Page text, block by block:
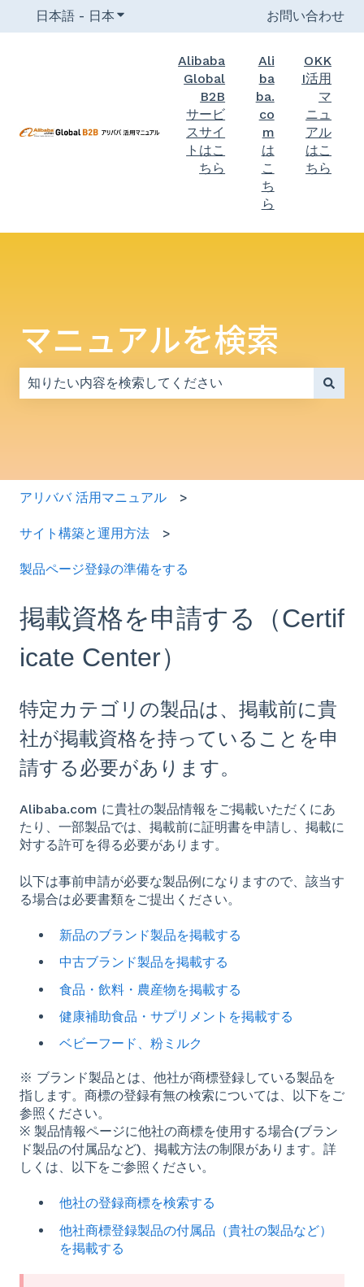
日本語 - 日本 翻訳のサブメニューを表示お問い合わせ
Alibaba
Global
B2B
サービ
スサイ
トはこ
ちら
Ali
ba
ba.
co
m
は
こ
ち
ら
OKK
I活用
マ
ニュ
アル
はこ
ちら
マニュアルを検索
アリババ 活用マニュアル
サイト構築と運用方法
製品ページ登録の準備をする
掲載資格を申請する（Certif
icate Center）
特定カテゴリの製品は、掲載前に貴
社が掲載資格を持っていることを申
請する必要があります。
Alibaba.com に貴社の製品情報をご掲載いただくにあ
たり、一部製品では、掲載前に証明書を申請し、掲載に
対する許可を得る必要があります。
以下は事前申請が必要な製品例になりますので、該当す
る場合は必要書類をご提出ください。
新品のブランド製品を掲載する
中古ブランド製品を掲載する
食品・飲料・農産物を掲載する
健康補助食品・サプリメントを掲載する
ベビーフード、粉ミルク
※ ブランド製品とは、他社が商標登録している製品を
指します。商標の登録有無の検索については、以下をご
参照ください。
※ 製品情報ページに他社の商標を使用する場合(ブラン
ド製品の付属品など)、掲載方法の制限があります。詳
しくは、以下をご参照ください。
他社の登録商標を検索する
他社商標登録製品の付属品（貴社の製品など）
を掲載する